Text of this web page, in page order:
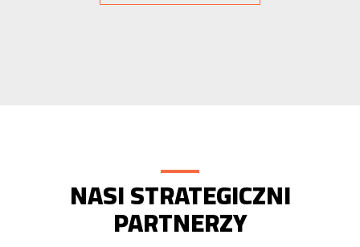
NASI STRATEGICZNI
PARTNERZY